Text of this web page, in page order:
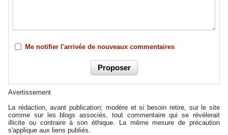
Me notifier l'arrivée de nouveaux commentaires
Avertissement
La rédaction, avant publication; modère et si besoin retire, sur le site
comme sur les blogs associés, tout commentaire qui se révélerait
illicite ou contraire à son éthique. La même mesure de précaution
s'applique aux liens publiés.